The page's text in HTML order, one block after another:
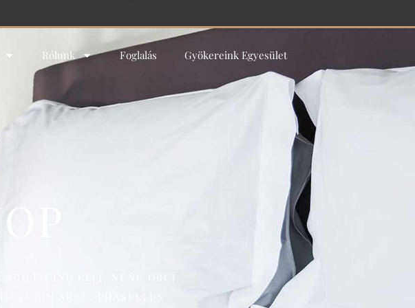
Rólunk Foglalás Gyökereink Egyesület
ELIT. NUNC ORCI
ARCU. PHASELLUS